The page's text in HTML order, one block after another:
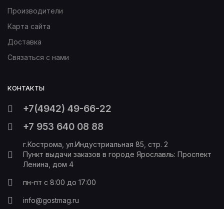
Производители
Карта сайта
Доставка
Связаться с нами
КОНТАКТЫ
+7(4942) 49-66-22
+7 953 640 08 88
г.Кострома, ул.Индустриальная 85, стр. 2
Пункт выдачи заказов в городе Ярославль: Проспект
Ленина, дом 4
пн-пт с 8:00 до 17:00
info@gostmag.ru